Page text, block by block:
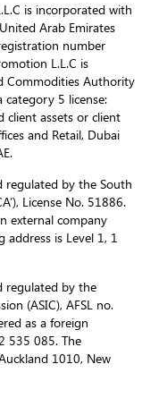
is incorporated with
Arab Emirates
number
L.L.C is
Commodities Authority
category 5 license:
client assets or client
and Retail, Dubai
regulated by the South
License No. 51886.
external company
address is Level 1, 1
regulated by the
(ASIC), AFSL no.
as a foreign
535 085. The
1010, New